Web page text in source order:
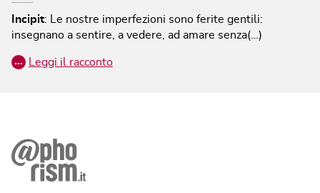
Incipit:
Le nostre imperfezioni sono ferite gentili:
insegnano a sentire, a vedere, ad amare senza(…)
… Leggi il racconto